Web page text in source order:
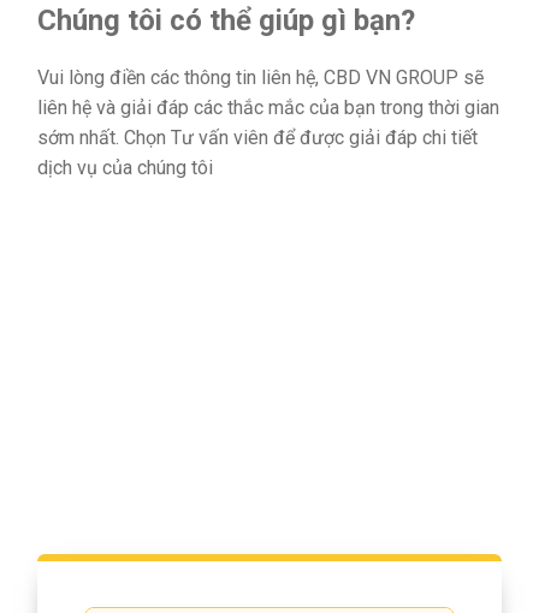
Chúng tôi có thể giúp gì bạn?
Vui lòng điền các thông tin liên hệ, CBD VN GROUP sẽ
liên hệ và giải đáp các thắc mắc của bạn trong thời gian
sớm nhất. Chọn Tư vấn viên để được giải đáp chi tiết
dịch vụ của chúng tôi